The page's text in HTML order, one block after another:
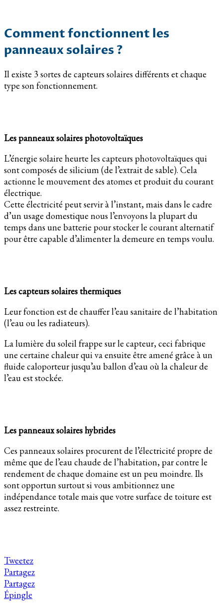
Comment fonctionnent les
panneaux solaires ?
Il existe 3 sortes de capteurs solaires différents et chaque
type son fonctionnement.
Les panneaux solaires photovoltaïques
L’énergie solaire heurte les capteurs photovoltaïques qui
sont composés de silicium (de l’extrait de sable). Cela
actionne le mouvement des atomes et produit du courant
électrique.
Cette électricité peut servir à l’instant, mais dans le cadre
d’un usage domestique nous l’envoyons la plupart du
temps dans une batterie pour stocker le courant alternatif
pour être capable d’alimenter la demeure en temps voulu.
Les capteurs solaires thermiques
Leur fonction est de chauffer l’eau sanitaire de l’habitation
(l’eau ou les radiateurs).
La lumière du soleil frappe sur le capteur, ceci fabrique
une certaine chaleur qui va ensuite être amené grâce à un
fluide caloporteur jusqu’au ballon d’eau où la chaleur de
l’eau est stockée.
Les panneaux solaires hybrides
Ces panneaux solaires procurent de l’électricité propre de
même que de l’eau chaude de l’habitation, par contre le
rendement de chaque domaine est un peu moindre. Ils
sont opportun surtout si vous ambitionnez une
indépendance totale mais que votre surface de toiture est
assez restreinte.
Tweetez
Partagez
Partagez
Épingle